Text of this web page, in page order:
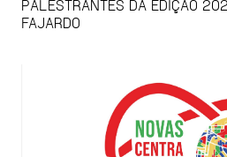
PALESTRANTES DA EDIÇÃO
FAJARDO